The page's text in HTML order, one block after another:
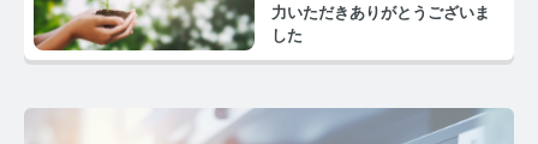
ネコの健康
毛髪・爪ホルモン量測定キットについて知りたい方
力いただきありがとうございま
した